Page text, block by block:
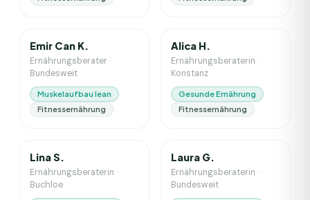
Emir Can K.
Ernährungsberater ·
Bundesweit
Muskelaufbau lean
Fitnessernährung
Alica H.
Ernährungsberaterin ·
Konstanz
Gesunde Ernährung
Fitnessernährung
Lina S.
Ernährungsberaterin ·
Buchloe
Laura G.
Ernährungsberaterin ·
Bundesweit